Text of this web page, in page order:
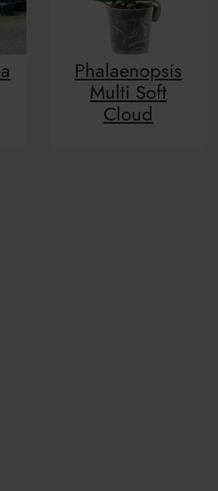
Phalaenopsis
Multi Soft
Cloud